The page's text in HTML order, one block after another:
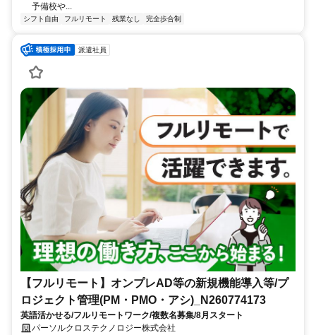
予備校や...
シフト自由 フルリモート 残業なし 完全歩合制
派遣社員
【フルリモート】オンプレAD等の新規機能導入等/プ
ロジェクト管理(PM・PMO・アシ)_N260774173
英語活かせる/フルリモートワーク/複数名募集/8月スタート
パーソルクロステクノロジー株式会社